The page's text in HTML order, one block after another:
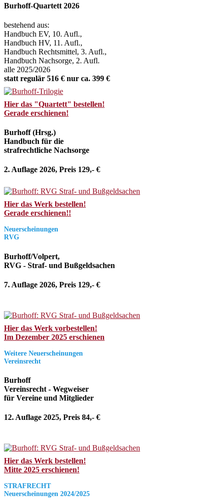
Burhoff-Quartett 2026
bestehend aus:
Handbuch EV, 10. Aufl.,
Handbuch HV, 11. Aufl.,
Handbuch Rechtsmittel, 3. Aufl.,
Handbuch Nachsorge, 2. Aufl.
alle 2025/2026
statt regulär 516 € nur ca. 399 €
Hier das "Quartett" bestellen!
Gerade erschienen!
Burhoff (Hrsg.)
Handbuch für die
strafrechtliche Nachsorge
2. Auflage 2026, Preis 129,- €
Hier das Werk bestellen!
Gerade erschienen!!
Neuerscheinungen
RVG
Burhoff/Volpert,
RVG - Straf- und Bußgeldsachen
7. Auflage 2026, Preis 129,- €
Hier das Werk vorbestellen!
Im Dezember 2025 erschienen
Weitere Neuerscheinungen
Vereinsrecht
Burhoff
Vereinsrecht - Wegweiser
für Vereine und Mitglieder
12. Auflage 2025, Preis 84,- €
Hier das Werk bestellen!
Mitte 2025 erschienen!
STRAFRECHT
Neuerscheinungen 2024/2025